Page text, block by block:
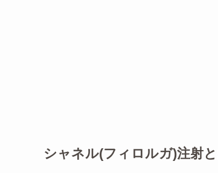
シャネル(フィロルガ)注射と